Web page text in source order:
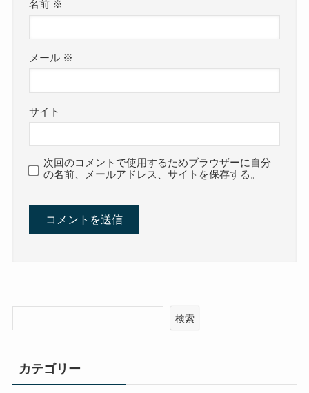
名前 ※
メール ※
サイト
次回のコメントで使用するためブラウザーに自分
の名前、メールアドレス、サイトを保存する。
検索
カテゴリー